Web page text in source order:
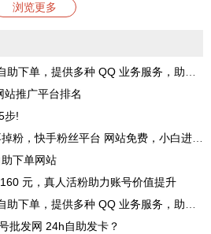
浏览更多
单，提供多种 QQ 业务服务，助你成为网红
推广平台排名
步!
网站免费，小白进来看看，教你如何快速涨粉1000，其实很简单！
下单网站
元，真人活粉助力账号价值提升
单，提供多种 QQ 业务服务，助你成为网红
批发网 24h自助发卡？